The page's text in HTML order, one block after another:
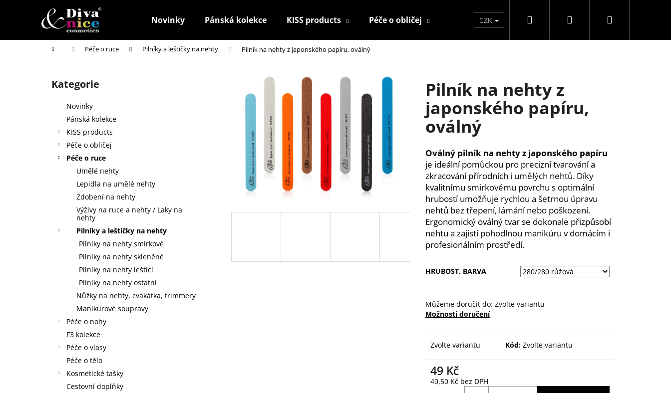
Novinky Pánská kolekce KISS products Péče o obličej Péče o ruce Péče o nohy F3 kolekce
CZK Hledat PřihlášeníNákupní
Domů Péče o ruce Pilníky a leštičky na nehty Pilník na nehty z japonského papíru, oválný
Přeskočit
kategorie
Kategorie
Novinky
Pánská kolekce
KISS products
Péče o obličej
Péče o ruce
Umělé nehty
Lepidla na umělé nehty
Zdobení na nehty
Výživy na ruce a nehty / Laky na
nehty
Pilníky a leštičky na nehty
Pilníky na nehty smirkové
Pilníky na nehty skleněné
Pilníky na nehty leštící
Pilníky na nehty ostatní
Nůžky na nehty, cvakátka, trimmery
Manikúrové soupravy
Péče o nohy
F3 kolekce
Péče o vlasy
Péče o tělo
Kosmetické tašky
Cestovní doplňky
Pilník na nehty z
japonského papíru,
oválný
Oválný pilník na nehty z japonského papíru
je ideální pomůckou pro precizní tvarování a
zkracování přírodních i umělých nehtů. Díky
kvalitnímu smirkovému povrchu s optimální
hrubostí umožňuje rychlou a šetrnou úpravu
nehtů bez třepení, lámání nebo poškození.
Ergonomický oválný tvar se dokonale přizpůsobí
nehtu a zajistí pohodlnou manikúru v domácím i
profesionálním prostředí.
HRUBOST, BARVA
Můžeme doručit do: Zvolte variantu
Možnosti doručení
Zvolte variantu Kód: Zvolte variantu
49 Kč
40,50 Kč bez DPH
í
Zpět
do
Zpět
do
Co potřebujete najít?
HLEDAT
Doporučujeme
HOUBIČKA NA MAKE-UP, KULATÁ
59 Kč
KONTUROVACÍ TUŽKA NA OČI NALEPOVACÍ UMĚLÉ NEHTY FM GIRLS +
LEPIDLO, Č.3